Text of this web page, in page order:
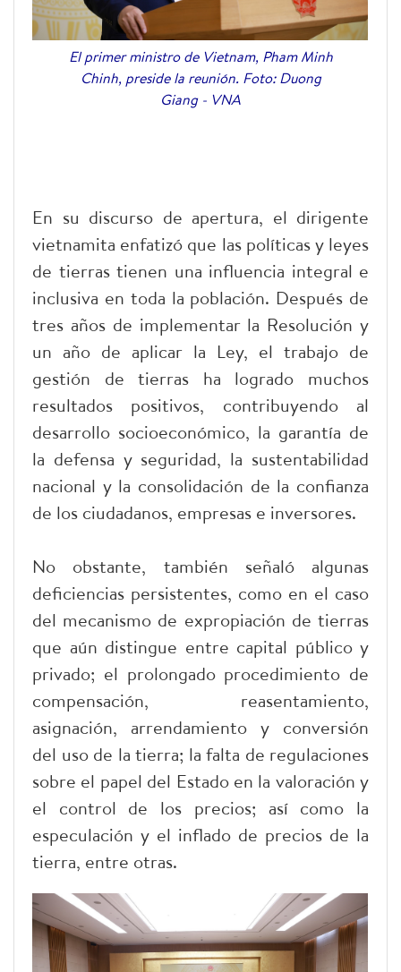
El primer ministro de Vietnam, Pham Minh
Chinh, preside la reunión. Foto: Duong
Giang - VNA
En su discurso de apertura, el dirigente
vietnamita enfatizó que las políticas y leyes
de tierras tienen una influencia integral e
inclusiva en toda la población. Después de
tres años de implementar la Resolución y
un año de aplicar la Ley, el trabajo de
gestión de tierras ha logrado muchos
resultados positivos, contribuyendo al
desarrollo socioeconómico, la garantía de
la defensa y seguridad, la sustentabilidad
nacional y la consolidación de la confianza
de los ciudadanos, empresas e inversores.
No obstante, también señaló algunas
deficiencias persistentes, como en el caso
del mecanismo de expropiación de tierras
que aún distingue entre capital público y
privado; el prolongado procedimiento de
compensación, reasentamiento,
asignación, arrendamiento y conversión
del uso de la tierra; la falta de regulaciones
sobre el papel del Estado en la valoración y
el control de los precios; así como la
especulación y el inflado de precios de la
tierra, entre otras.